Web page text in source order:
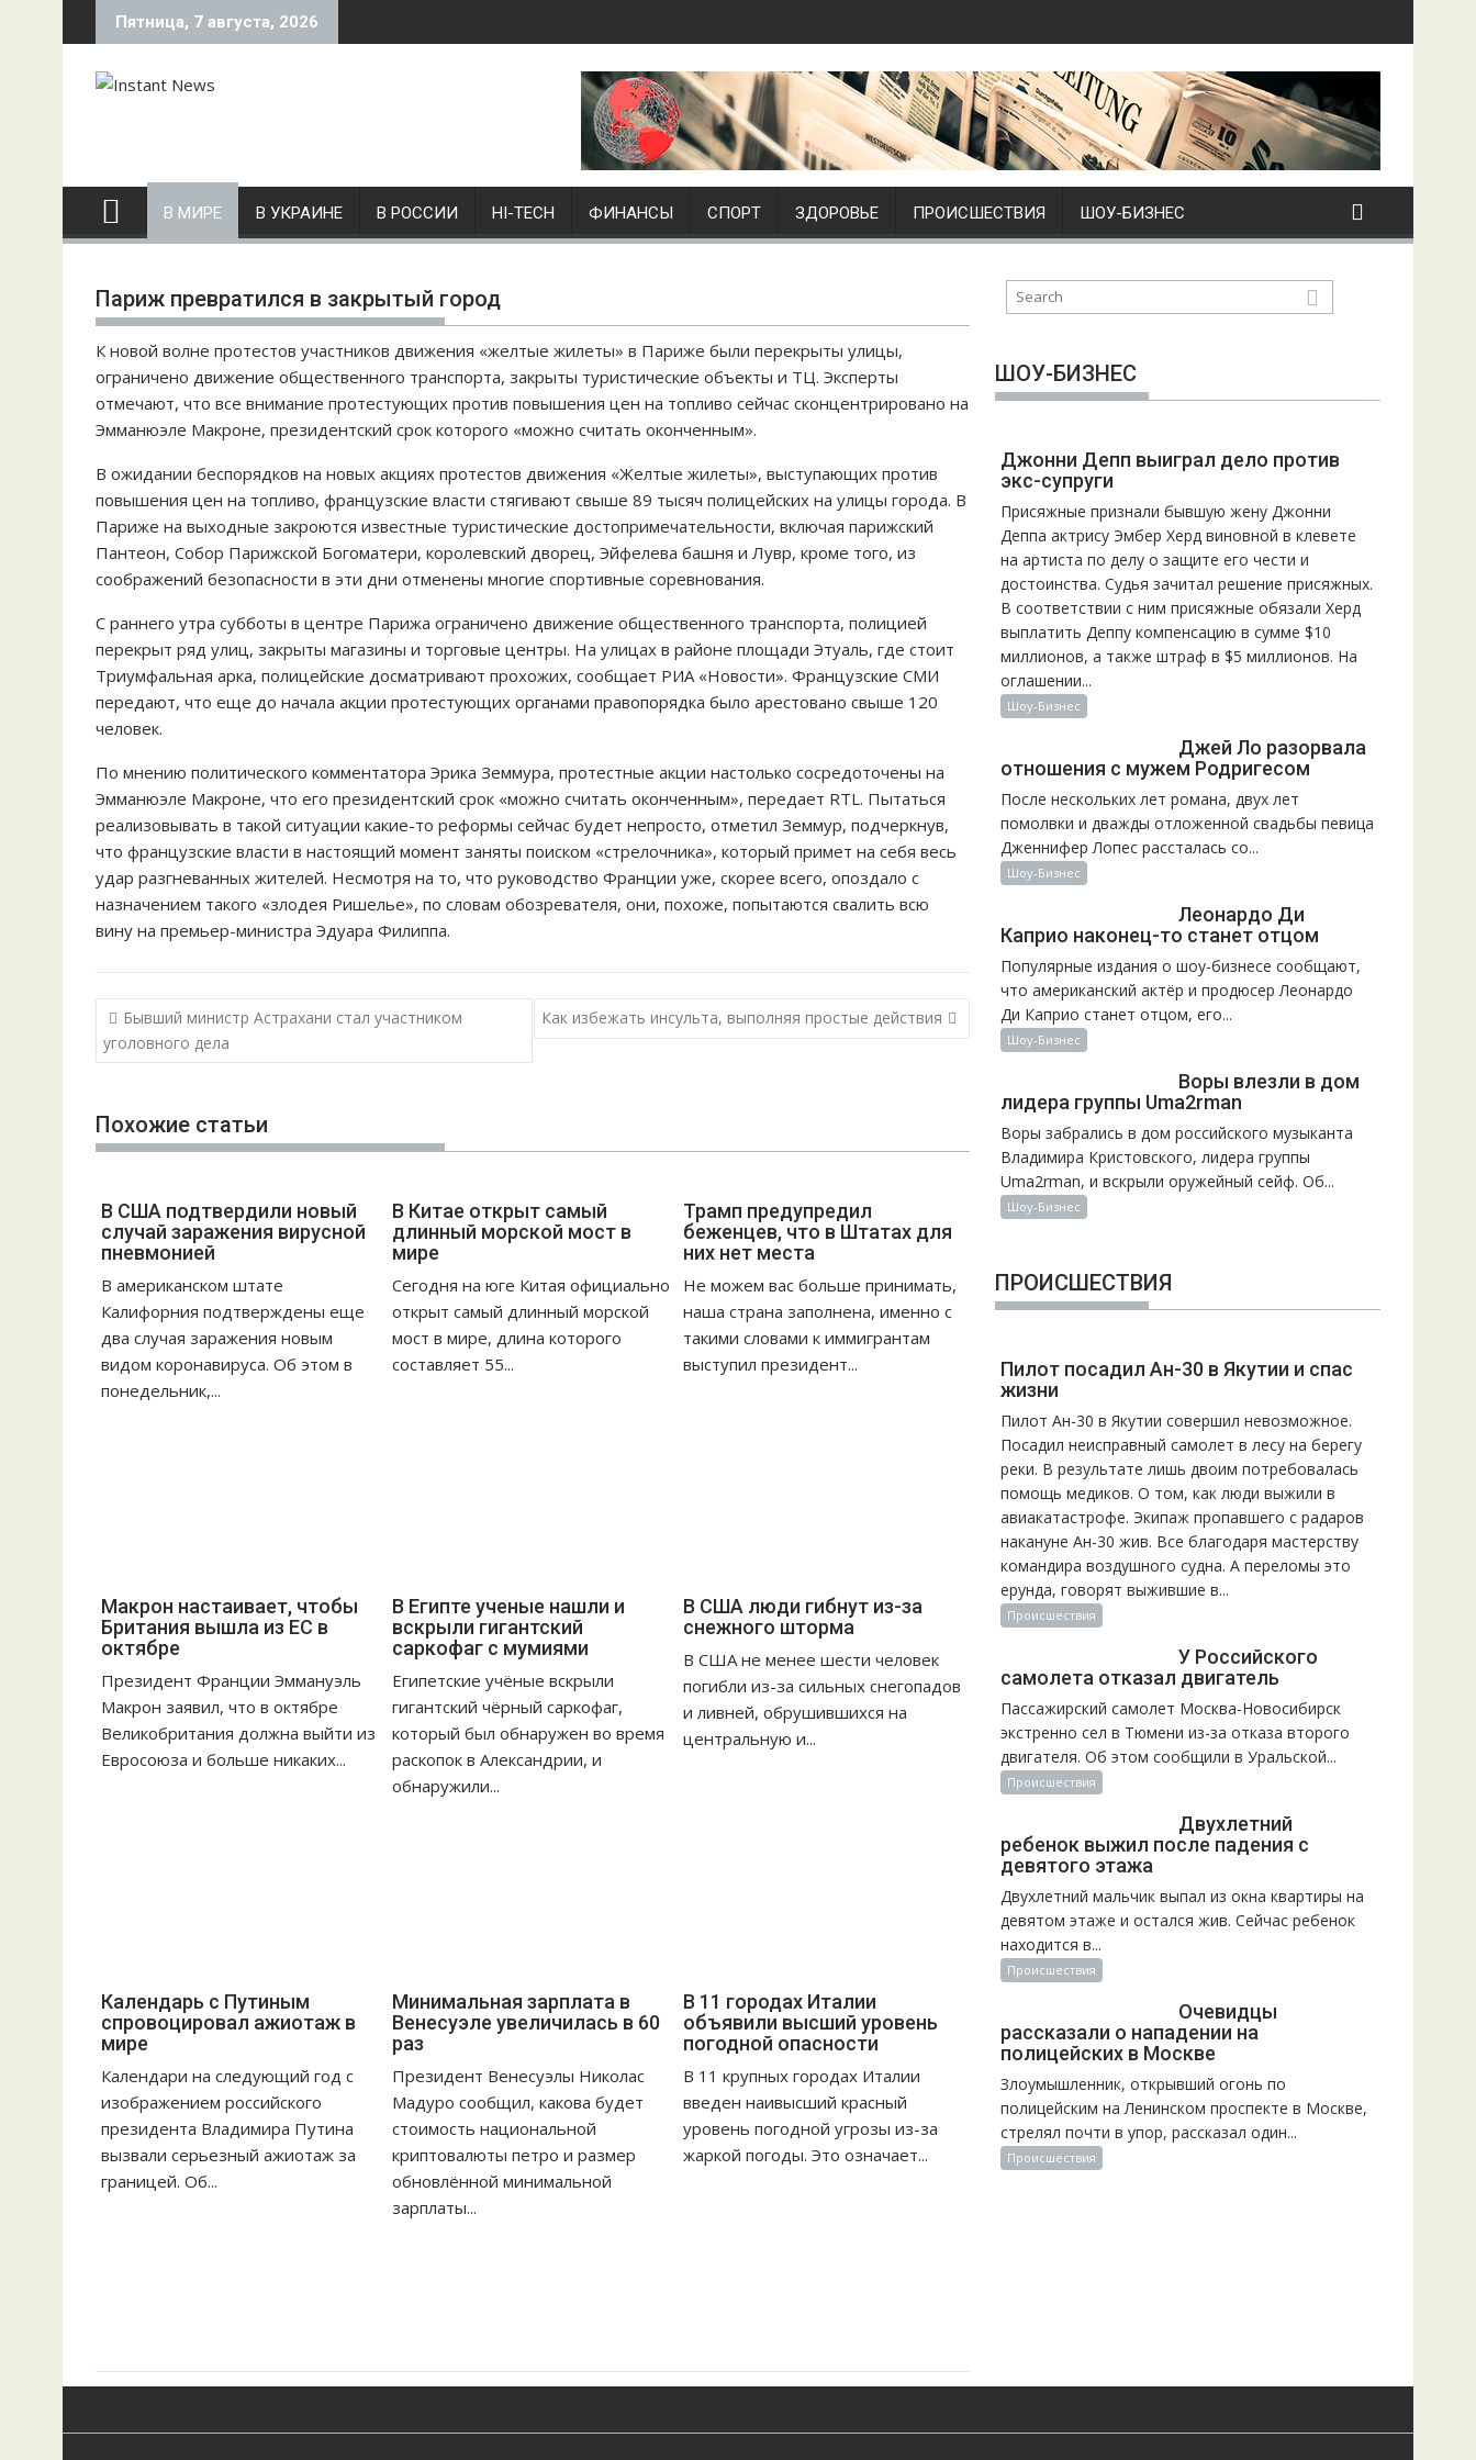
k
t
Пятница, 7 августа, 2026
В МИРЕ В УКРАИНЕ В РОССИИ HI-TECH ФИНАНСЫ СПОРТ ЗДОРОВЬЕ ПРОИСШЕСТВИЯ ШОУ-БИЗНЕС
Париж превратился в закрытый город
К новой волне протестов участников движения «желтые жилеты» в Париже были перекрыты улицы,
ограничено движение общественного транспорта, закрыты туристические объекты и ТЦ. Эксперты
отмечают, что все внимание протестующих против повышения цен на топливо сейчас сконцентрировано на
Эмманюэле Макроне, президентский срок которого «можно считать оконченным».
В ожидании беспорядков на новых акциях протестов движения «Желтые жилеты», выступающих против
повышения цен на топливо, французские власти стягивают свыше 89 тысяч полицейских на улицы города. В
Париже на выходные закроются известные туристические достопримечательности, включая парижский
Пантеон, Собор Парижской Богоматери, королевский дворец, Эйфелева башня и Лувр, кроме того, из
соображений безопасности в эти дни отменены многие спортивные соревнования.
С раннего утра субботы в центре Парижа ограничено движение общественного транспорта, полицией
перекрыт ряд улиц, закрыты магазины и торговые центры. На улицах в районе площади Этуаль, где стоит
Триумфальная арка, полицейские досматривают прохожих, сообщает РИА «Новости». Французские СМИ
передают, что еще до начала акции протестующих органами правопорядка было арестовано свыше 120
человек.
По мнению политического комментатора Эрика Земмура, протестные акции настолько сосредоточены на
Эмманюэле Макроне, что его президентский срок «можно считать оконченным», передает RTL. Пытаться
реализовывать в такой ситуации какие-то реформы сейчас будет непросто, отметил Земмур, подчеркнув,
что французские власти в настоящий момент заняты поиском «стрелочника», который примет на себя весь
удар разгневанных жителей. Несмотря на то, что руководство Франции уже, скорее всего, опоздало с
назначением такого «злодея Ришелье», по словам обозревателя, они, похоже, попытаются свалить всю
вину на премьер-министра Эдуара Филиппа.
Н
а
г
а
и
я
п
о
з
а
п
Бывший министр Астрахани стал участником
уголовного дела
Как избежать инсульта, выполняя простые действия
Похожие статьи
В США подтвердили новый
случай заражения вирусной
пневмонией
В американском штате
Калифорния подтверждены еще
два случая заражения новым
видом коронавируса. Об этом в
понедельник,...
В Китае открыт самый
длинный морской мост в
мире
Сегодня на юге Китая официально
открыт самый длинный морской
мост в мире, длина которого
составляет 55...
Трамп предупредил
беженцев, что в Штатах для
них нет места
Не можем вас больше принимать,
наша страна заполнена, именно с
такими словами к иммигрантам
выступил президент...
Макрон настаивает, чтобы
Британия вышла из ЕС в
октябре
Президент Франции Эммануэль
Макрон заявил, что в октябре
Великобритания должна выйти из
Евросоюза и больше никаких...
В Египте ученые нашли и
вскрыли гигантский
саркофаг с мумиями
Египетские учёные вскрыли
гигантский чёрный саркофаг,
который был обнаружен во время
раскопок в Александрии, и
обнаружили...
В США люди гибнут из-за
снежного шторма
В США не менее шести человек
погибли из-за сильных снегопадов
и ливней, обрушившихся на
центральную и...
Календарь с Путиным
спровоцировал ажиотаж в
мире
Календари на следующий год с
изображением российского
президента Владимира Путина
вызвали серьезный ажиотаж за
границей. Об...
Минимальная зарплата в
Венесуэле увеличилась в 60
раз
Президент Венесуэлы Николас
Мадуро сообщил, какова будет
стоимость национальной
криптовалюты петро и размер
обновлённой минимальной
зарплаты...
В 11 городах Италии
объявили высший уровень
погодной опасности
В 11 крупных городах Италии
введен наивысший красный
уровень погодной угрозы из-за
жаркой погоды. Это означает...
ШОУ-БИЗНЕС
Джонни Депп выиграл дело против
экс-супруги
Присяжные признали бывшую жену Джонни
Деппа актрису Эмбер Херд виновной в клевете
на артиста по делу о защите его чести и
достоинства. Судья зачитал решение присяжных.
В соответствии с ним присяжные обязали Херд
выплатить Деппу компенсацию в сумме $10
миллионов, а также штраф в $5 миллионов. На
оглашении...
Шоу-Бизнес
Джей Ло разорвала
отношения с мужем Родригесом
После нескольких лет романа, двух лет
помолвки и дважды отложенной свадьбы певица
Дженнифер Лопес рассталась со...
Шоу-Бизнес
Леонардо Ди
Каприо наконец-то станет отцом
Популярные издания о шоу-бизнесе сообщают,
что американский актёр и продюсер Леонардо
Ди Каприо станет отцом, его...
Шоу-Бизнес
Воры влезли в дом
лидера группы Uma2rman
Воры забрались в дом российского музыканта
Владимира Кристовского, лидера группы
Uma2rman, и вскрыли оружейный сейф. Об...
Шоу-Бизнес
ПРОИСШЕСТВИЯ
Пилот посадил Ан-30 в Якутии и спас
жизни
Пилот Ан-30 в Якутии совершил невозможное.
Посадил неисправный самолет в лесу на берегу
реки. В результате лишь двоим потребовалась
помощь медиков. О том, как люди выжили в
авиакатастрофе. Экипаж пропавшего с радаров
накануне Ан-30 жив. Все благодаря мастерству
командира воздушного судна. А переломы это
ерунда, говорят выжившие в...
Происшествия
У Российского
самолета отказал двигатель
Пассажирский самолет Москва-Новосибирск
экстренно сел в Тюмени из-за отказа второго
двигателя. Об этом сообщили в Уральской...
Происшествия
Двухлетний
ребенок выжил после падения с
девятого этажа
Двухлетний мальчик выпал из окна квартиры на
девятом этаже и остался жив. Сейчас ребенок
находится в...
Происшествия
Очевидцы
рассказали о нападении на
полицейских в Москве
Злоумышленник, открывший огонь по
полицейским на Ленинском проспекте в Москве,
стрелял почти в упор, рассказал один...
Происшествия